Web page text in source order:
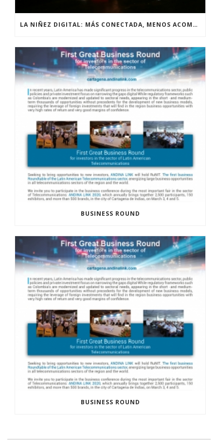
LA NIÑEZ DIGITAL: MÁS CONECTADA, MENOS ACOMPAÑADA
BUSINESS ROUND
BUSINESS ROUND